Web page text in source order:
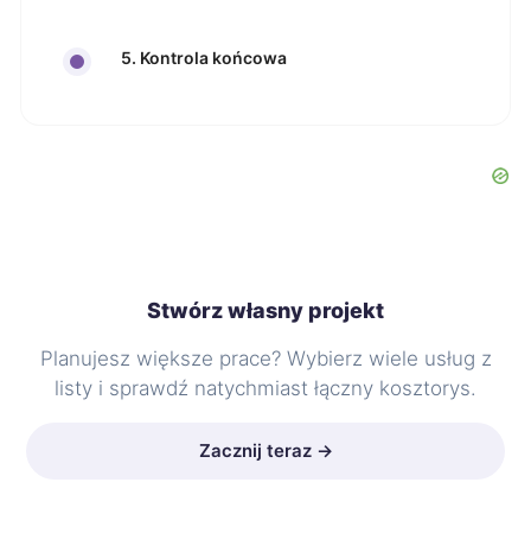
5. Kontrola końcowa
Stwórz własny projekt
Planujesz większe prace? Wybierz wiele usług z
listy i sprawdź natychmiast łączny kosztorys.
Zacznij teraz →